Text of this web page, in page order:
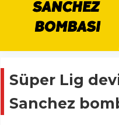
Süper Lig
Sanchez